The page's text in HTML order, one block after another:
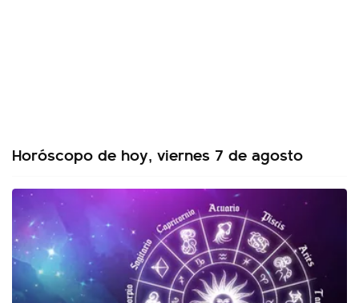
Horóscopo de hoy, viernes 7 de agosto